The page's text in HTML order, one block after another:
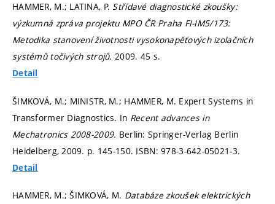
HAMMER, M.; LATINA, P. Střídavé diagnostické zkoušky:
výzkumná zpráva projektu MPO ČR Praha FI-IM5/173:
Metodika stanovení životnosti vysokonapěťových izolačních
systémů točivých strojů. 2009. 45 s.
Detail
ŠIMKOVÁ, M.; MINISTR, M.; HAMMER, M. Expert Systems in
Transformer Diagnostics. In Recent advances in
Mechatronics 2008-2009. Berlin: Springer-Verlag Berlin
Heidelberg, 2009. p. 145-150. ISBN: 978-3-642-05021-3.
Detail
HAMMER, M.; ŠIMKOVÁ, M. Databáze zkoušek elektrických